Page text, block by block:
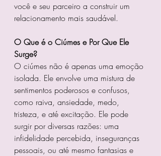
você e seu parceiro a construir um
relacionamento mais saudável.
O Que é o Ciúmes e Por Que Ele
Surge?
O ciúmes não é apenas uma emoção
isolada. Ele envolve uma mistura de
sentimentos poderosos e confusos,
como raiva, ansiedade, medo,
tristeza, e até excitação. Ele pode
surgir por diversas razões: uma
infidelidade percebida, inseguranças
pessoais, ou até mesmo fantasias e